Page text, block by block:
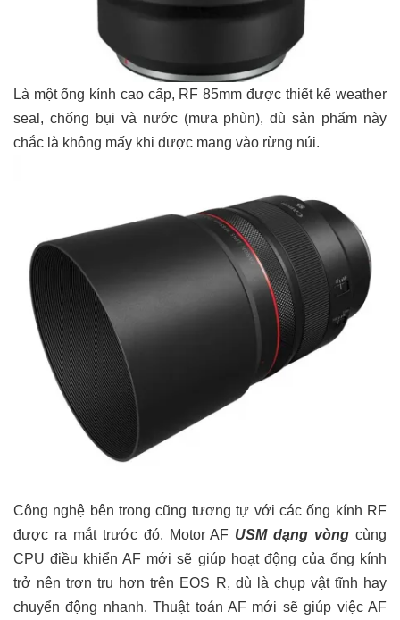
Là một ống kính cao cấp, RF 85mm được thiết kế weather
seal, chống bụi và nước (mưa phùn), dù sản phẩm này
chắc là không mấy khi được mang vào rừng núi.
Công nghệ bên trong cũng tương tự với các ống kính RF
được ra mắt trước đó. Motor AF USM dạng vòng cùng
CPU điều khiển AF mới sẽ giúp hoạt động của ống kính
trở nên trơn tru hơn trên EOS R, dù là chụp vật tĩnh hay
chuyển động nhanh. Thuật toán AF mới sẽ giúp việc AF